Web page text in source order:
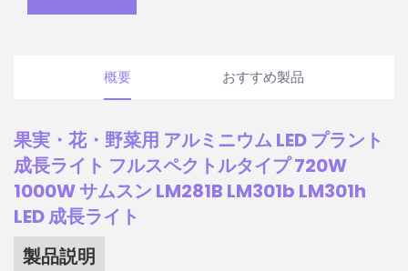
概要 おすすめ製品
果実・花・野菜用 アルミニウム LED プラント
成長ライト フルスペクトルタイプ 720W
1000W サムスン LM281B LM301b LM301h
LED 成長ライト
製品説明